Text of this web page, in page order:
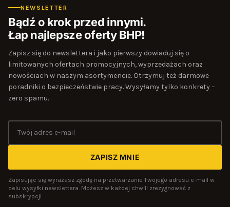
NEWSLETTER
Bądź o krok przed innymi.
Łap najlepsze oferty BHP!
Zapisz się do newslettera i jako pierwszy dowiaduj się o
limitowanych ofertach promocyjnych, wyprzedażach oraz
nowościach w naszym asortymencie. Otrzymuj też darmowe
poradniki o bezpieczeństwie pracy. Wysyłamy tylko konkrety –
zero spamu.
ZAPISZ MNIE
Zapisując się wyrażasz zgodę na przetwarzanie Twojego adresu e-mail w
celu wysyłki newslettera. Możesz w każdej chwili zrezygnować z
subskrypcji.